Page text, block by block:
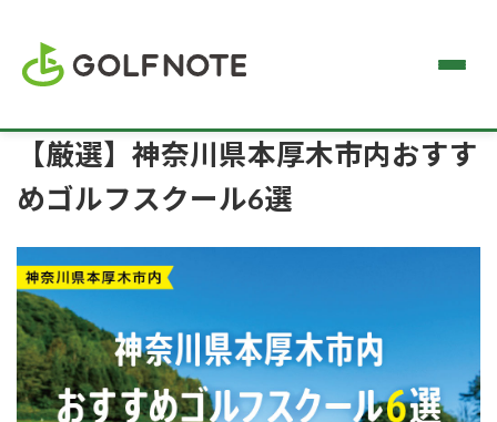
【厳選】神奈川県本厚木市内おすす
めゴルフスクール6選